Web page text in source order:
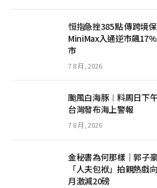
恒指急挫385點 傳跨境
MiniMax入通逆市飆
市
7 8 月, 2026
颱風白海豚︱料周日下
台灣發布海上警報
7 8 月, 2026
金秘書為何那樣｜郭子
「人夫包袱」拍親熱戲
月激減20磅